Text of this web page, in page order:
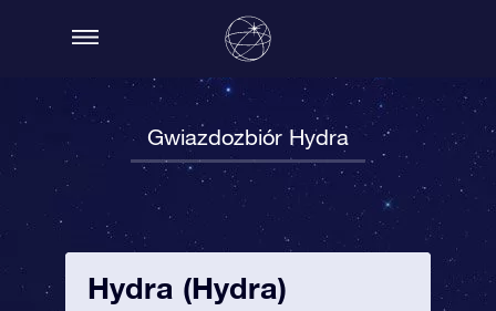
Gwiazdozbiór Hydra
Hydra (Hydra)